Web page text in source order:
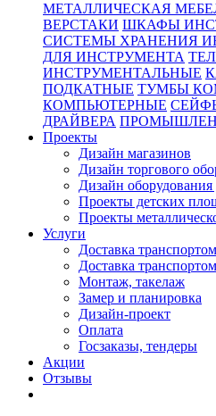
МЕТАЛЛИЧЕСКАЯ
ВЕРСТАКИ ШКАФЫ
СИСТЕМЫ ХРАНЕНИЯ
ДЛЯ ИНСТРУМЕНТА
ИНСТРУМЕНТАЛЬНЫЕ
ПОДКАТНЫЕ ТУМБЫ
КОМПЬЮТЕРНЫЕ
ДРАЙВЕРА
Проекты
Дизайн магазинов
Дизайн торгового
Дизайн оборудования
Проекты детских
Проекты
Услуги
Доставка
Доставка
Монтаж, такелаж
Замер и планировка
Дизайн-проект
Оплата
Госзаказы, тендеры
Акции
Отзывы